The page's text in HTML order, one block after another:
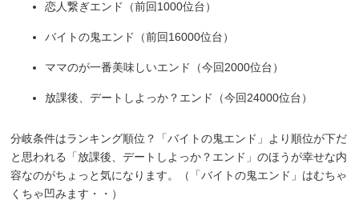
恋人繋ぎエンド（前回1000位台）
バイトの鬼エンド（前回16000位台）
ママのが一番美味しいエンド（今回2000位台）
放課後、デートしよっか？エンド（今回24000位台）
分岐条件はランキング順位？「バイトの鬼エンド」より順位が下だ
と思われる「放課後、デートしよっか？エンド」のほうが幸せな内
容なのがちょっと気になります。（「バイトの鬼エンド」はむちゃ
くちゃ凹みます・・）